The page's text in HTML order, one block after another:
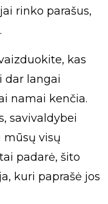
rinko parašus,
kas
dar langai
namai kenčia.
savivaldybei
mūsų visų
padarė, šito
kuri paprašė jos